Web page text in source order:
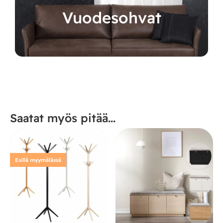
Vuodesohvat
Saatat myös pitää...
Esillä myymälässä